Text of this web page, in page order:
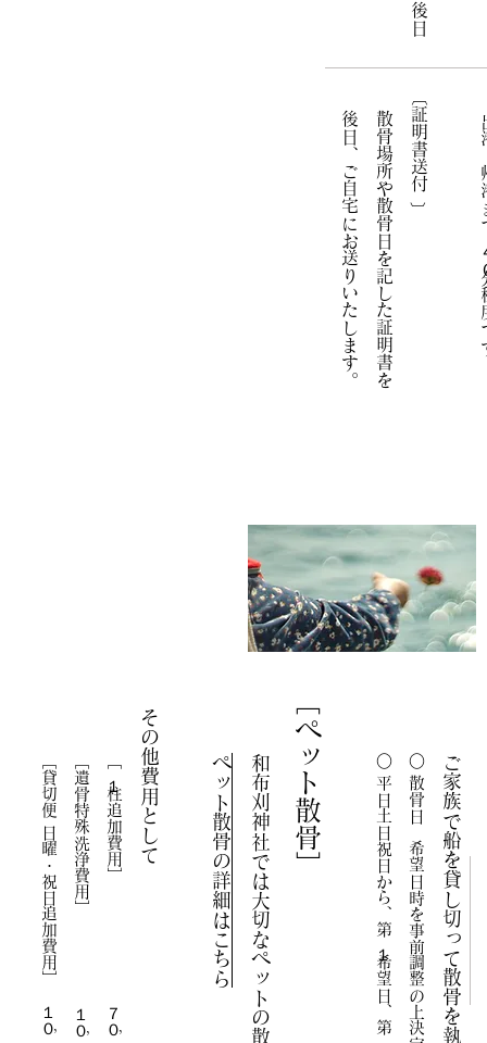
出港～
​後日
〔証明書送付〕
散骨場所や散骨日を記した証明書を
後日、
ご自宅にお送りいたします。
ご家
族で船を貸し切って
散骨を
○ 散
骨日 希望日時を事前
○ 平日土日祝日
から、第１希望日、第２希望日
［ペット散
骨］
和布刈神社では大切なペットの散
ペット散骨の詳細はこちら
その他費
用として
１柱追加費用
７
遺骨特殊洗浄費用］
［貸切便 日曜・祝日追加
費用］